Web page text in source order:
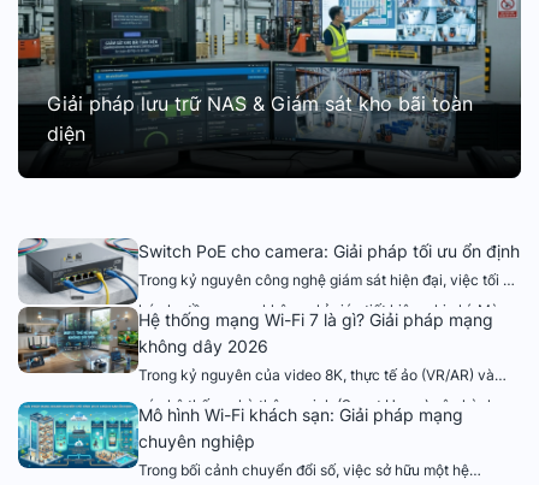
Giải pháp lưu trữ NAS & Giám sát kho bãi toàn
diện
Switch PoE cho camera: Giải pháp tối ưu ổn định
Trong kỷ nguyên công nghệ giám sát hiện đại, việc tối ưu
hóa hạ tầng mạng không chỉ giúp tiết kiệm chi phí. Mà
còn quyết định đến độ bền của toàn bộ hệ thống. Một
trong những thiết bị “xương sống” được các kỹ thuật viên
ưu tiên hàng đầu chính là Switch PoE. […]
Hệ thống mạng Wi-Fi 7 là gì? Giải pháp mạng
không dây 2026
Trong kỷ nguyên của video 8K, thực tế ảo (VR/AR) và
các hệ thống nhà thông minh (Smart Home) vận hành
hàng trăm thiết bị. Chuẩn kết nối cũ đã dần bộc lộ những
hạn chế. Hệ thống mạng Wi-Fi 7 ra đời không chỉ để
Mô hình Wi-Fi khách sạn: Giải pháp mạng
chuyên nghiệp
Trong bối cảnh chuyển đổi số, việc sở hữu một hệ